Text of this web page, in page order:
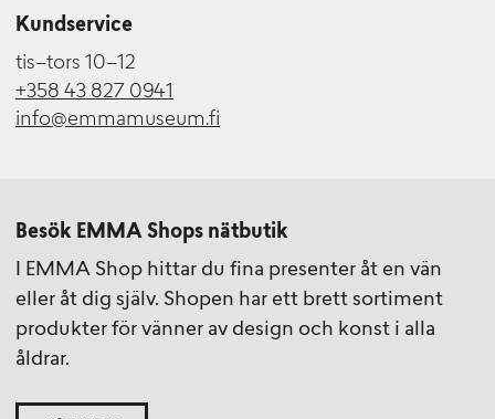
Kundservice
tis–tors 10–12
+358 43 827 0941
info@emmamuseum.fi
Besök EMMA Shops nätbutik
I EMMA Shop hittar du fina presenter åt en vän
eller åt dig själv. Shopen har ett brett sortiment
produkter för vänner av design och konst i alla
åldrar.